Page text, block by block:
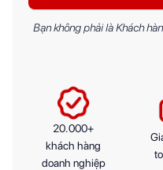
Bạn không phải là Khách
20.000+
khách hàng
doanh nghiệp